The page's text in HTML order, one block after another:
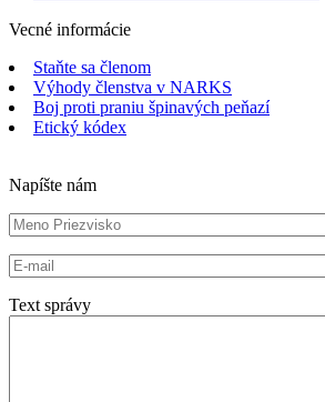
Vecné informácie
Staňte sa členom
Výhody členstva v NARKS
Boj proti praniu špinavých peňazí
Etický kódex
Napíšte nám
Text správy